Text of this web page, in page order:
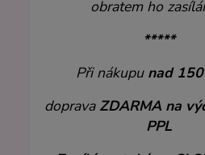
obratem ho
*****
Při nákupu nad
doprava ZDARMA na
PPL